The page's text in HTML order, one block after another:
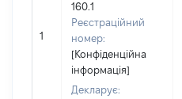
1
160.1
Реєстраційний
номер:
[Конфіденційна
інформація]
Декларує: